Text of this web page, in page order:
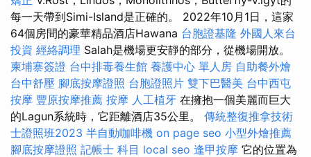
每一天帶到Simi-Island是正確的。 2022年10月1日，這家
64個房間的豪華精品酒店Hawana 台胞證基隆 外國人來台
投資 經絡調理 Salah是機場更安靜的部分，從機場開放。
柬埔寨簽證 台中排毒養生館 養護中心 單人房 自助餐外燴
台中舒壓 腳底按摩證照 台胞證照片 雙下巴醫美 台中西屯
按摩 豐原按摩推薦 按摩 人工植牙 在擁抱一個美麗而巨大
的Lagun系統時，它距離酒店35公里。 傳統整復推拿技術
士證照班2023 半自動咖啡機 on page seo 小型外燴推薦
腳底按摩證照 記帳士 科目 local seo 逢甲按摩 它的位置為